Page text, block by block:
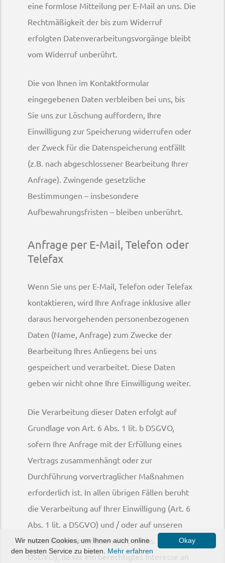
eine formlose Mitteilung per E-Mail an uns. Die
Rechtmäßigkeit der bis zum Widerruf
erfolgten Datenverarbeitungsvorgänge bleibt
vom Widerruf unberührt.
Die von Ihnen im Kontaktformular
eingegebenen Daten verbleiben bei uns, bis
Sie uns zur Löschung auffordern, Ihre
Einwilligung zur Speicherung widerrufen oder
der Zweck für die Datenspeicherung entfällt
(z.B. nach abgeschlossener Bearbeitung Ihrer
Anfrage). Zwingende gesetzliche
Bestimmungen – insbesondere
Aufbewahrungsfristen – bleiben unberührt.
Anfrage per E-Mail, Telefon oder
Telefax
Wenn Sie uns per E-Mail, Telefon oder Telefax
kontaktieren, wird Ihre Anfrage inklusive aller
daraus hervorgehenden personenbezogenen
Daten (Name, Anfrage) zum Zwecke der
Bearbeitung Ihres Anliegens bei uns
gespeichert und verarbeitet. Diese Daten
geben wir nicht ohne Ihre Einwilligung weiter.
Die Verarbeitung dieser Daten erfolgt auf
Grundlage von Art. 6 Abs. 1 lit. b DSGVO,
sofern Ihre Anfrage mit der Erfüllung eines
Vertrags zusammenhängt oder zur
Durchführung vorvertraglicher Maßnahmen
erforderlich ist. In allen übrigen Fällen beruht
die Verarbeitung auf Ihrer Einwilligung (Art. 6
Abs. 1 lit. a DSGVO) und / oder auf unseren
berechtigten Interessen (Art. 6 Abs. 1 lit. f
DSGVO), da wir ein berechtigtes Interesse an
Okay
Wir nutzen Cookies, um Ihnen auch online
den besten Service zu bieten. Mehr erfahren